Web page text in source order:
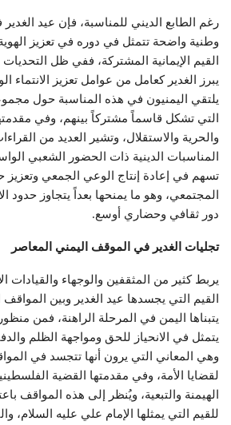
رغم الطابع الديني للمناسبة، فإن عيد الغدير
وطنية واضحة تتمثل في دوره في تعزيز
القيم الإيمانية المشتركة، ففي ظل
يبرز الغدير كعامل من عوامل تعزيز الانتماء
يلتقي اليمنيون في هذه المناسبة حول
التي تشكل قاسماً مشتركاً بينهم، وفي
والحرية والاستقلال، وتشير العديد من
المناسبات الدينية ذات الحضور الشعبي
تسهم في إعادة إنتاج الوعي الجمعي وتعزيز
المجتمعي، وهو ما يمنحها بعداً يتجاوز حدود
دور ثقافي وحضاري أوسع.
تجليات الغدير في الموقف اليمني المعاصر
يربط كثير من المثقفين والوجهاء والقيادات
القيم التي يجسدها عيد الغدير وبين المواقف
يتبناها اليمن في المرحلة الراهنة، فمن
يتمثل في الانحياز للحق ومواجهة الظلم
وهي المعاني التي يرون أنها تتجسد في
لقضايا الأمة، وفي مقدمتها القضية
الهيمنة والتبعية، ويُنظر إلى هذه المواقف
للقيم التي يمثلها الإمام علي عليه السلام،